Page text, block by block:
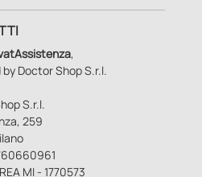
,
Doctor Shop S.r.l.
S.r.l.
259
MI - 1770573